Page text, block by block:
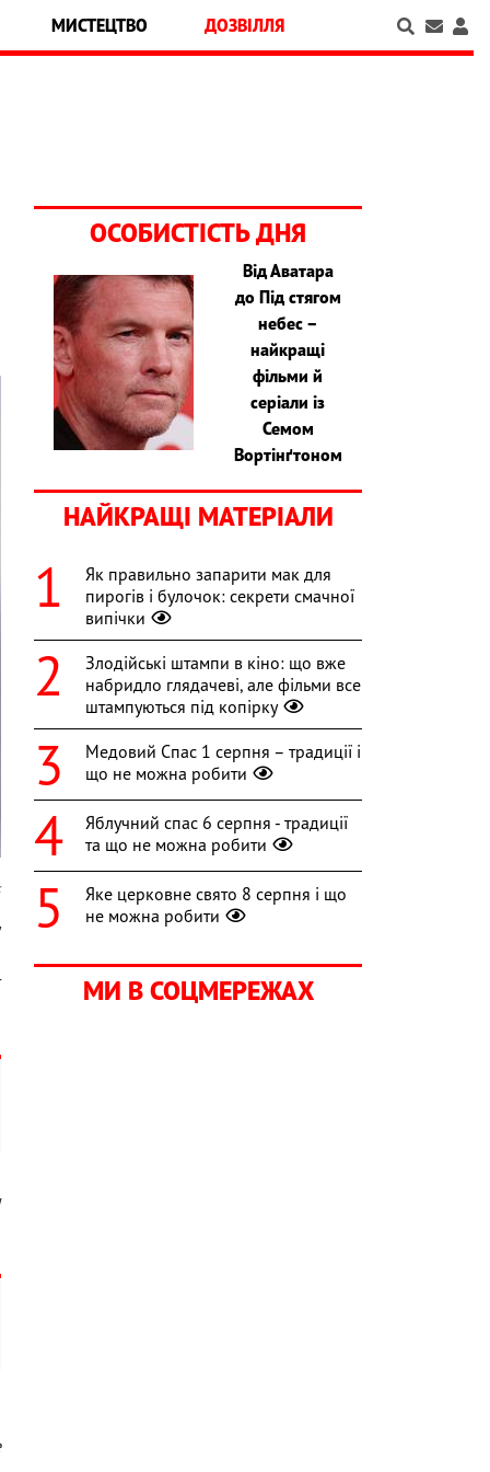
МИСТЕЦТВО ДОЗВІЛЛЯ
ОСОБИСТІСТЬ ДНЯ
Від Аватара
до Під стягом
небес –
найкращі
фільми й
серіали із
Семом
Вортінґтоном
НАЙКРАЩІ МАТЕРІАЛИ
Як правильно запарити мак для
пирогів і булочок: секрети смачної
випічки
Злодійські штампи в кіно: що вже
набридло глядачеві, але фільми все
штампуються під копірку
Медовий Спас 1 серпня – традиції і
що не можна робити
Яблучний спас 6 серпня - традиції
та що не можна робити
Яке церковне свято 8 серпня і що
не можна робити
МИ В СОЦМЕРЕЖАХ